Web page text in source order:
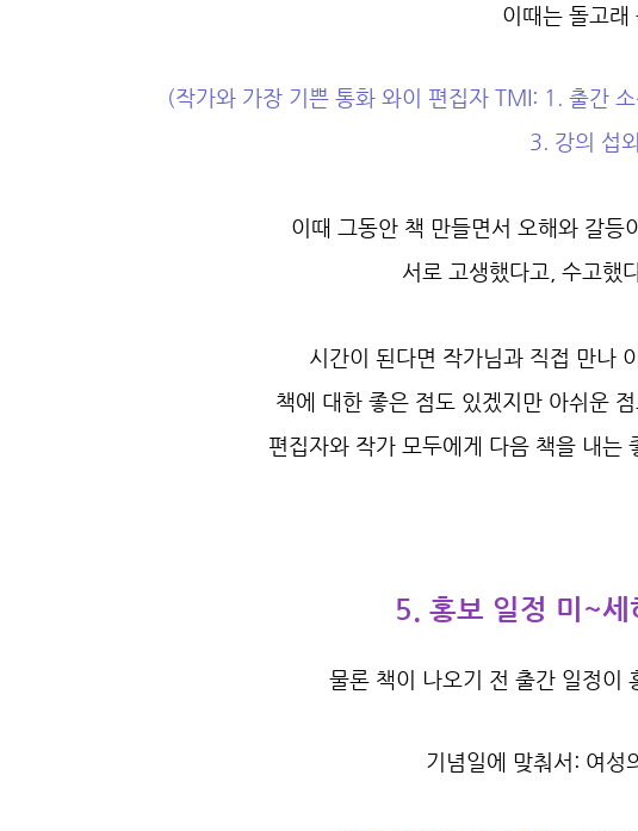
이때는 돌고래
(작가와 가장 기쁜 통화 와이 편집자 TMI: 1. 출간
3. 강의 섭
이때 그동안 책 만들면서 오해와 갈등
서로 고생했다고, 수고했
시간이 된다면 작가님과 직접 만나
책에 대한 좋은 점도 있겠지만 아쉬운
편집자와 작가 모두에게 다음 책을 내는
5. 홍보 일정 미~세
물론 책이 나오기 전 출간 일정이
기념일에 맞춰서: 여성